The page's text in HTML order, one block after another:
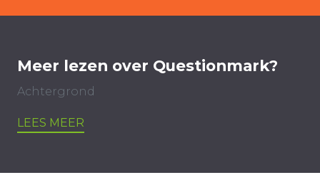
Meer lezen over Questionmark?
Achtergrond
LEES MEER